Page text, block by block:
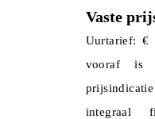
Vaste
Uurtarief: €
vooraf is
integraal